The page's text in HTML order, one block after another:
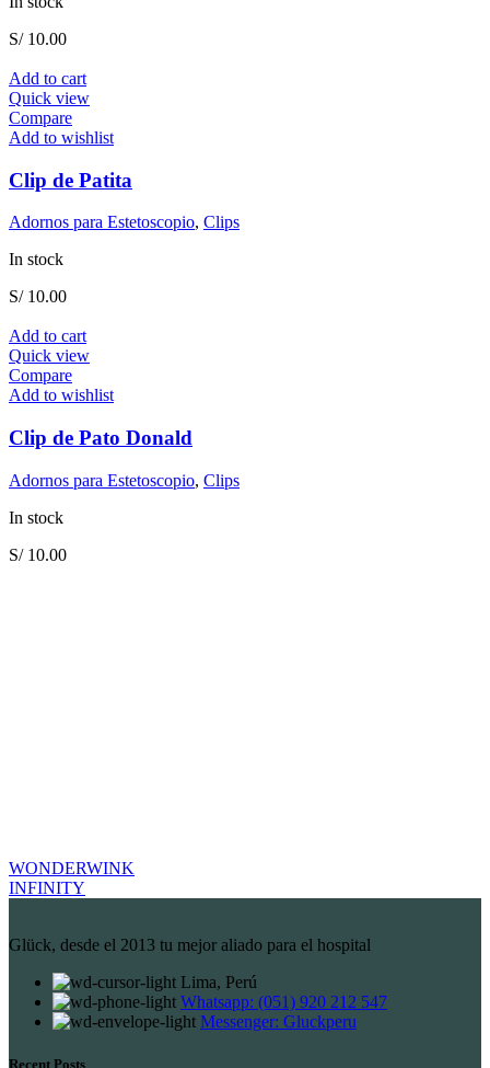
S/10.00
Add to cart
Quick view
Compare
Add to wishlist
Clip de Patita
Adornos para Estetoscopio, Clips
In stock
S/10.00
Add to cart
Quick view
Compare
Add to wishlist
Clip de Pato Donald
Adornos para Estetoscopio, Clips
In stock
S/10.00
WONDERWINK
INFINITY
Glück, desde el 2013 tu mejor aliado para el hospital
Lima, Perú
Whatsapp: (051) 920 212 547
Messenger: Gluckperu
Recent Posts